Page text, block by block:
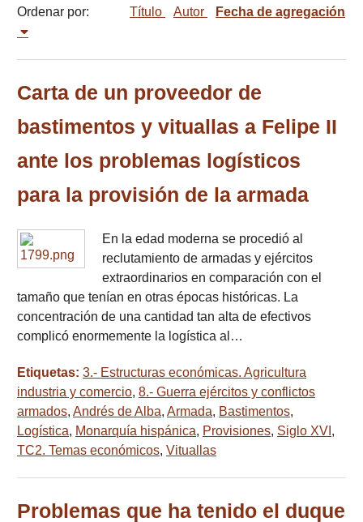
Ordenar por: Título Autor Fecha de agregación
Carta de un proveedor de
bastimentos y vituallas a Felipe II
ante los problemas logísticos
para la provisión de la armada
En la edad moderna se procedió al
reclutamiento de armadas y ejércitos
extraordinarios en comparación con el
tamaño que tenían en otras épocas históricas. La
concentración de una cantidad tan alta de efectivos
complicó enormemente la logística al…
Etiquetas: 3.- Estructuras económicas. Agricultura
industria y comercio, 8.- Guerra ejércitos y conflictos
armados, Andrés de Alba, Armada, Bastimentos,
Logística, Monarquía hispánica, Provisiones, Siglo XVI ,
TC2. Temas económicos, Vituallas
Problemas que ha tenido el duque